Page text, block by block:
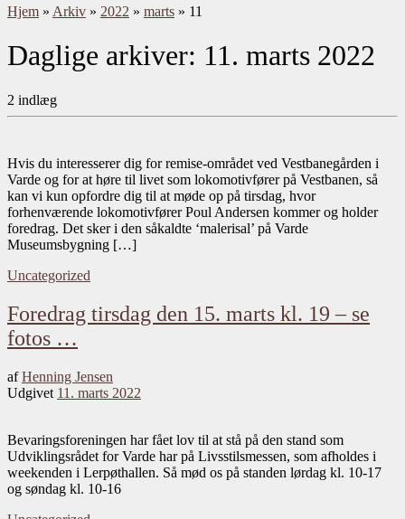
Hjem » Arkiv » 2022 » marts » 11
Daglige arkiver: 11. marts 2022
2 indlæg
Hvis du interesserer dig for remise-området ved Vestbanegården i
Varde og for at høre til livet som lokomotivfører på Vestbanen, så
kan vi kun opfordre dig til at møde op på tirsdag, hvor
forhenværende lokomotivfører Poul Andersen kommer og holder
foredrag. Det sker i den såkaldte ‘malerisal’ på Varde
Museumsbygning […]
Uncategorized
Foredrag tirsdag den 15. marts kl. 19 – se
fotos …
afHenning Jensen
Udgivet 11. marts 2022
Bevaringsforeningen har fået lov til at stå på den stand som
Udviklingsrådet for Varde har på Livsstilsmessen, som afholdes i
weekenden i Lerpøthallen. Så mød os på standen lørdag kl. 10-17
og søndag kl. 10-16